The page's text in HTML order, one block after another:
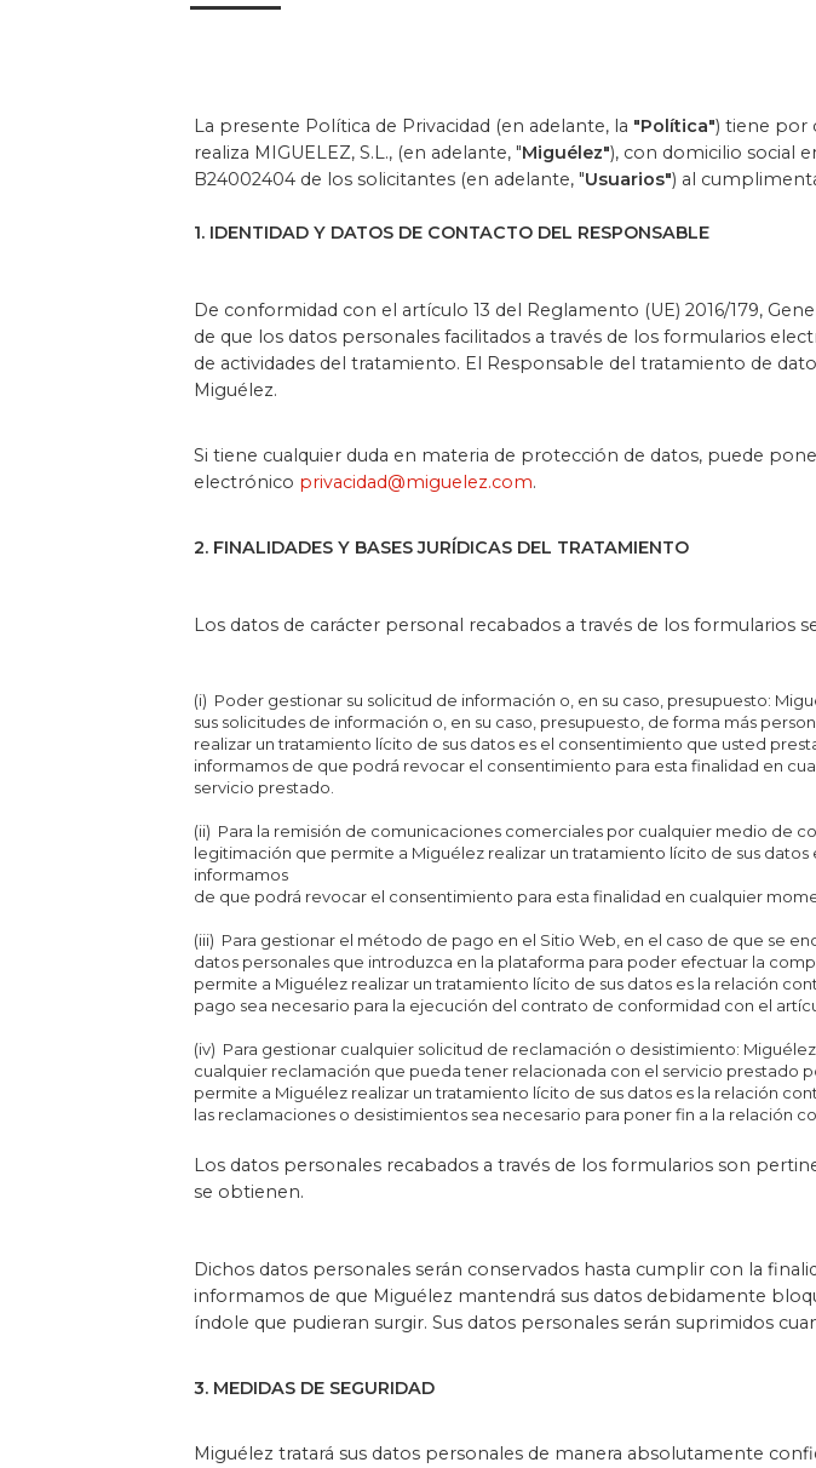
La presente Política de Privacidad (en adelante, la "Política") tiene por
realiza MIGUELEZ, S.L., (en adelante, "Miguélez"), con domicilio social
B24002404 de los solicitantes (en adelante, "Usuarios") al
1. IDENTIDAD Y DATOS DE CONTACTO DEL RESPONSABLE
De conformidad con el artículo 13 del Reglamento (UE) 2016/179,
de que los datos personales facilitados a través de los formularios
de actividades del tratamiento. El Responsable del tratamiento de
Miguélez.
Si tiene cualquier duda en materia de protección de datos, puede
electrónico privacidad@miguelez.com.
2. FINALIDADES Y BASES JURÍDICAS DEL TRATAMIENTO
Los datos de carácter personal recabados a través de los formularios
(i) Poder gestionar su solicitud de información o, en su caso, presupuesto:
sus solicitudes de información o, en su caso, presupuesto, de forma más
realizar un tratamiento lícito de sus datos es el consentimiento que usted
informamos de que podrá revocar el consentimiento para esta finalidad en
servicio prestado.
(ii) Para la remisión de comunicaciones comerciales por cualquier medio de
legitimación que permite a Miguélez realizar un tratamiento lícito de sus
informamos
de que podrá revocar el consentimiento para esta finalidad en cualquier
(iii) Para gestionar el método de pago en el Sitio Web, en el caso de que se
datos personales que introduzca en la plataforma para poder efectuar la
permite a Miguélez realizar un tratamiento lícito de sus datos es la relación
pago sea necesario para la ejecución del contrato de conformidad con el
(iv) Para gestionar cualquier solicitud de reclamación o desistimiento:
cualquier reclamación que pueda tener relacionada con el servicio prestado
permite a Miguélez realizar un tratamiento lícito de sus datos es la relación
las reclamaciones o desistimientos sea necesario para poner fin a la relación
Los datos personales recabados a través de los formularios son
se obtienen.
Dichos datos personales serán conservados hasta cumplir con la
informamos de que Miguélez mantendrá sus datos debidamente
índole que pudieran surgir. Sus datos personales serán suprimidos
3. MEDIDAS DE SEGURIDAD
Miguélez tratará sus datos personales de manera absolutamente